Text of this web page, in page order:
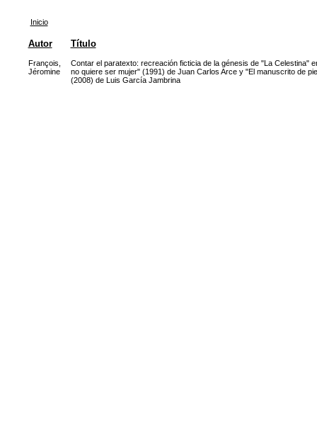
Inicio
Autor Título
François,
Jéromine
Contar el paratexto: recreación ficticia de la génesis de "La Celestina"
no quiere ser mujer" (1991) de Juan Carlos Arce y "El manuscrito de
(2008) de Luis García Jambrina